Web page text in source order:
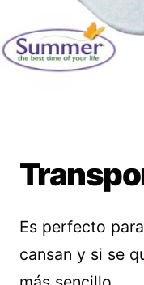
Es perfecto
cansan y si se